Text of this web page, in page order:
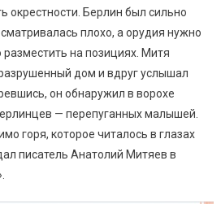
окрестности. Берлин был сильно
плохо, а орудия нужно
на позициях. Митя
дом и вдруг услышал
он обнаружил в ворохе
— перепуганных малышей.
горя, которое читалось в глазах
писатель Анатолий Митяев в